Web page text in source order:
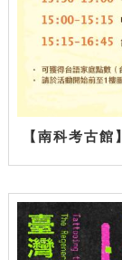
【南科考古